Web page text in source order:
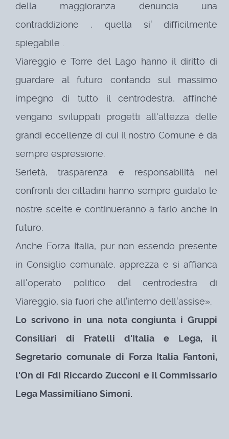
della maggioranza denuncia una
contraddizione , quella si' difficilmente
spiegabile .
Viareggio e Torre del Lago hanno il diritto di
guardare al futuro contando sul massimo
impegno di tutto il centrodestra, affinché
vengano sviluppati progetti all'altezza delle
grandi eccellenze di cui il nostro Comune è da
sempre espressione.
Serietà, trasparenza e responsabilità nei
confronti dei cittadini hanno sempre guidato le
nostre scelte e continueranno a farlo anche in
futuro.
Anche Forza Italia, pur non essendo presente
in Consiglio comunale, apprezza e si affianca
all'operato politico del centrodestra di
Viareggio, sia fuori che all'interno dell'assise».
Lo scrivono in una nota congiunta i Gruppi
Consiliari di Fratelli d'Italia e Lega, il
Segretario comunale di Forza Italia Fantoni,
l'On di FdI Riccardo Zucconi e il Commissario
Lega Massimiliano Simoni.